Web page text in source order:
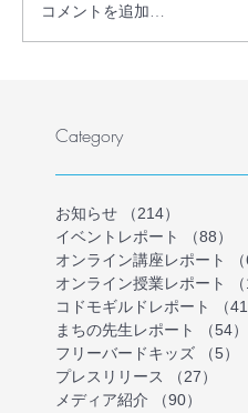
【プレスリリース】
に行かない・行けな
コメントを追加…
Category
お知らせ （214）
イベントレポート
（88）
オンライン講座レポート
オンライン授業レポート
コドモギルドレポート
（41
まちの先生レポート
（54）
フリーバードキッズ
（5）
プレスリリース
（27）
メディア紹介
（90）